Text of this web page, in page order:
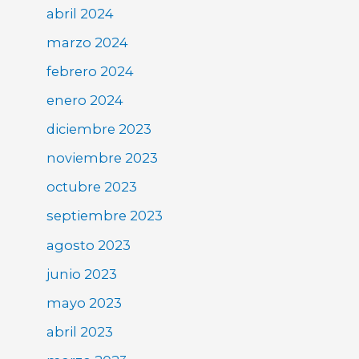
abril 2024
marzo 2024
febrero 2024
enero 2024
diciembre 2023
noviembre 2023
octubre 2023
septiembre 2023
agosto 2023
junio 2023
mayo 2023
abril 2023